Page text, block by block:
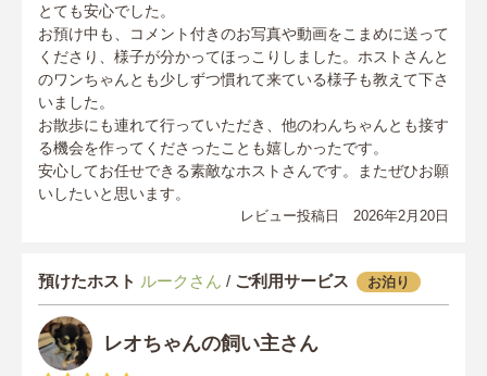
とても安心でした。
お預け中も、コメント付きのお写真や動画をこまめに送って
くださり、様子が分かってほっこりしました。ホストさんと
のワンちゃんとも少しずつ慣れて来ている様子も教えて下さ
いました。
お散歩にも連れて行っていただき、他のわんちゃんとも接す
る機会を作ってくださったことも嬉しかったです。
安心してお任せできる素敵なホストさんです。またぜひお願
いしたいと思います。
レビュー投稿日 2026年2月20日
預けたホスト ルークさん / ご利用サービス お泊り
レオちゃんの飼い主さん